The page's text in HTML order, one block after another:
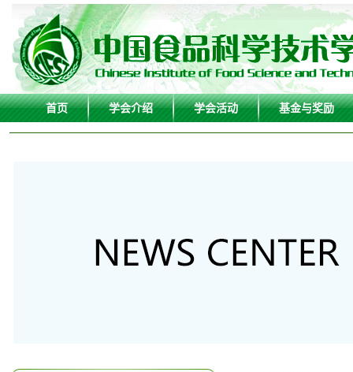
首页 学会介绍 学会活动 基金与奖励